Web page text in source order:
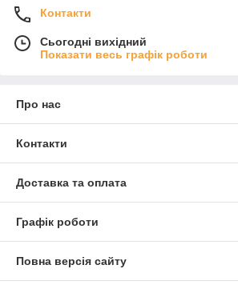
Контакти
Сьогодні вихідний
Показати весь графік роботи
Про нас
Контакти
Доставка та оплата
Графік роботи
Повна версія сайту